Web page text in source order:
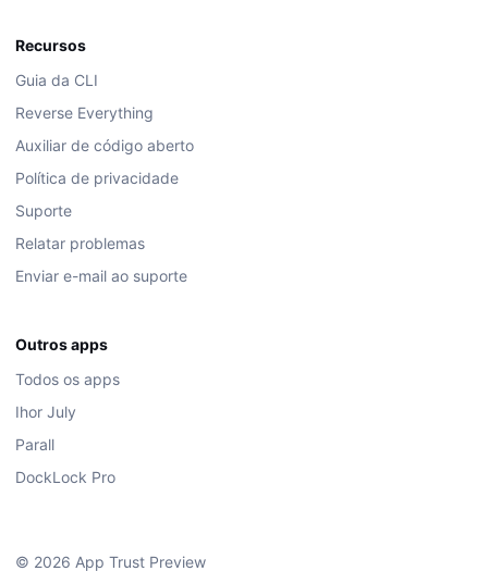
Recursos
Guia da CLI
Reverse Everything
Auxiliar de código aberto
Política de privacidade
Suporte
Relatar problemas
Enviar e-mail ao suporte
Outros apps
Todos os apps
Ihor July
Parall
DockLock Pro
© 2026 App Trust Preview